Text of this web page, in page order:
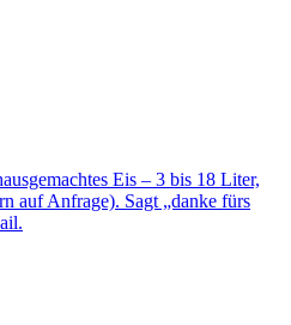
Eis – 3 bis 18 Liter,
auf Anfrage). Sagt „danke fürs